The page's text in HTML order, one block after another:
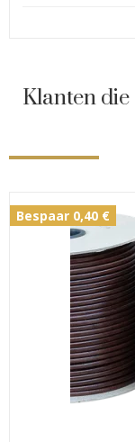
Klanten
Bespaar 0,40 €